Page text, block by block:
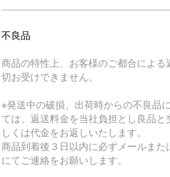
不良品
商品の特性上、お客様のご都合による
切お受けできません。
※発送中の破損、出荷時からの不良品
ては、返送料金を当社負担とし良品と
しくは代金をお返しいたします。
商品到着後３日以内に必ずメールまた
にてご連絡をお願いします。